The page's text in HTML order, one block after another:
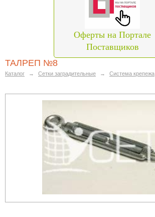
Оферты на Портале
Поставщиков
ТАЛРЕП №8
Каталог → Сетки заградительные → Система крепежа